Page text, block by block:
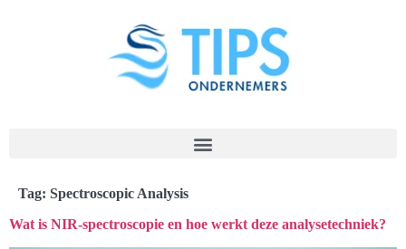
Tag: Spectroscopic Analysis
Wat is NIR-spectroscopie en hoe werkt deze analysetechniek?